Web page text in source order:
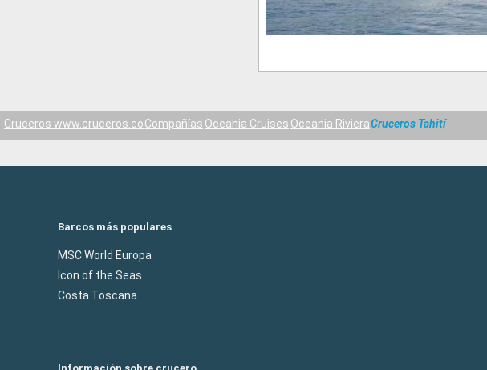
Cruceros www.cruceros.coCompañías Oceania Cruises Oceania RivieraCruceros Tahití
Barcos más populares
MSC World Europa
Icon of the Seas
Costa Toscana